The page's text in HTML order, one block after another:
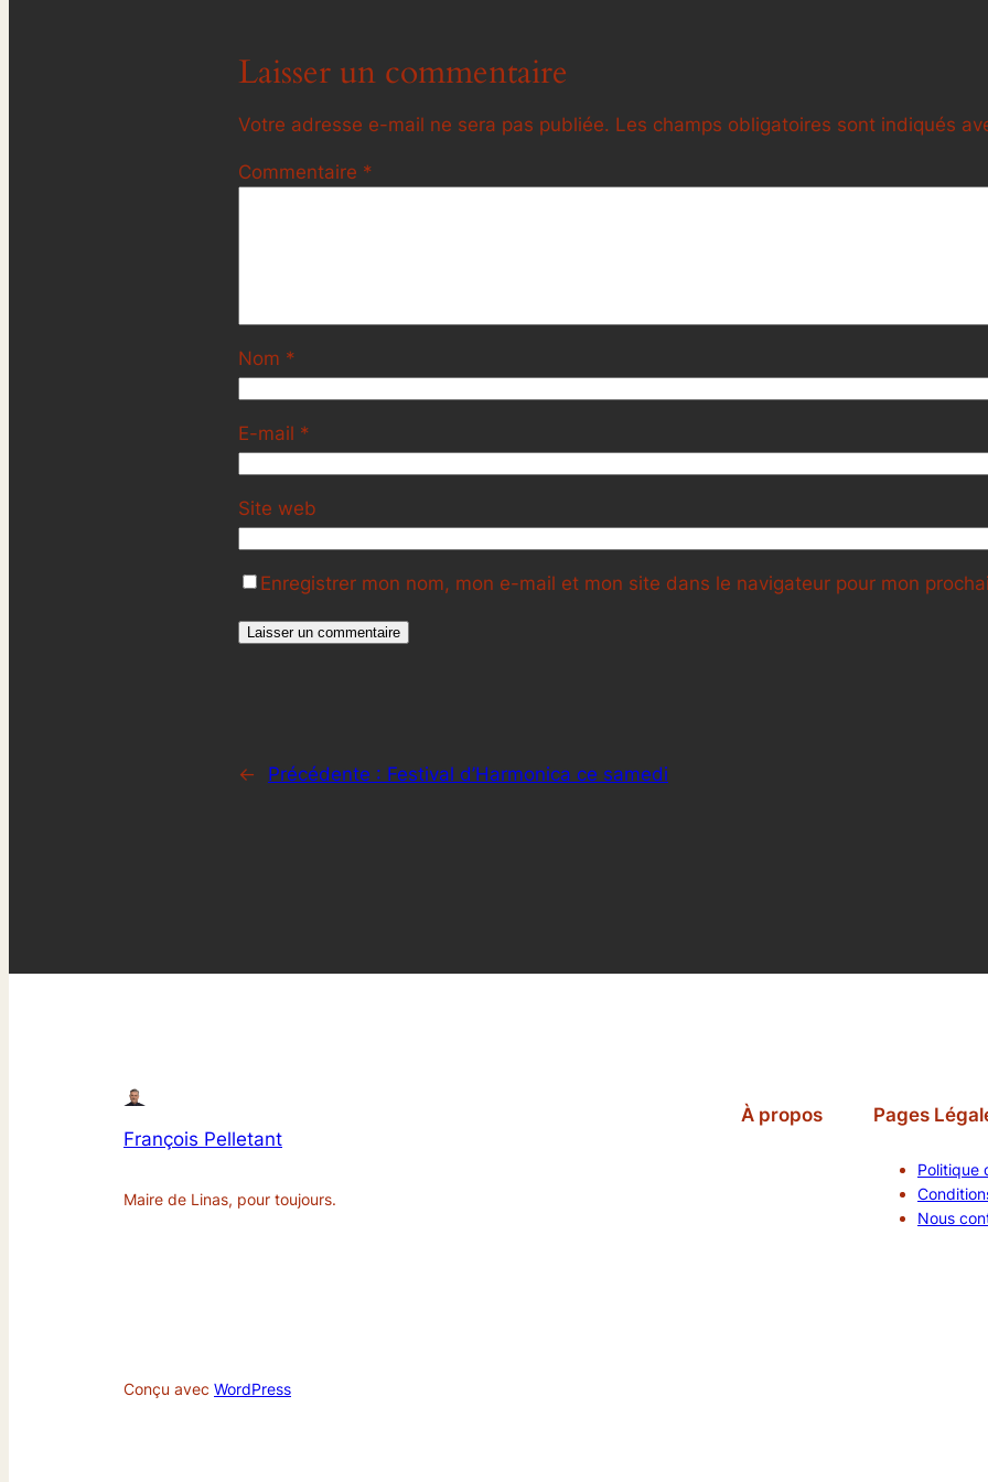
Laisser un commentaire
Votre adresse e-mail ne sera pas publiée. Les champs obligatoires sont indiqués
Commentaire *
Nom *
E-mail *
Site web
Enregistrer mon nom, mon e-mail et mon site dans le navigateur pour mon
← Précédente : Festival d’Harmonica ce samedi
François Pelletant
Maire de Linas, pour toujours.
À propos Pages
Politique
Nous
Conçu avec WordPress